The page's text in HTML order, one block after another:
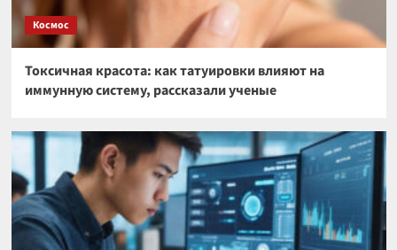
Космос
Токсичная красота: как татуировки влияют на
иммунную систему, рассказали ученые